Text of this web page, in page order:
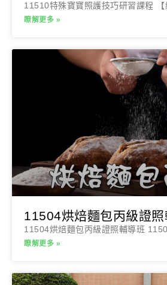
11510特殊寶寶照護技巧研習課程 【
瞭解更多 »
11504烘焙麵包丙級證照
11504烘焙麵包丙級證照輔導班
瞭解更多 »